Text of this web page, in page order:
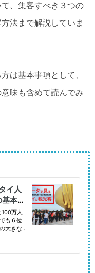
、集客すべき３つの
法まで解説していま
は基本事項として、
味も含めて読んでみ